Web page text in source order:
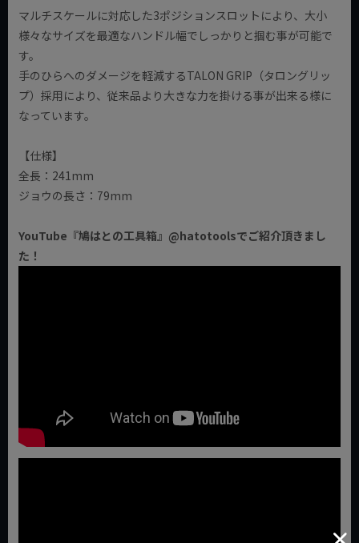
マルチスケールに対応した3ポジションスロットにより、大小
様々なサイズを最適なハンドル幅でしっかりと掴む事が可能で
す。
手のひらへのダメージを軽減するTALON GRIP（タロングリッ
プ）採用により、従来品より大きな力を掛ける事が出来る様に
なっています。
【仕様】
全長：241mm
ジョウの長さ：79mm
YouTube『鳩はとの工具箱』@hatotoolsでご紹介頂きまし
た！